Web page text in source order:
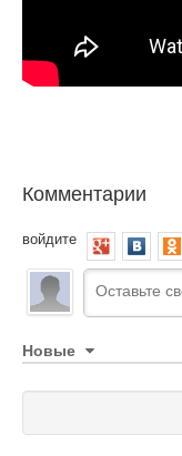
Комментарии
войдите
Новые